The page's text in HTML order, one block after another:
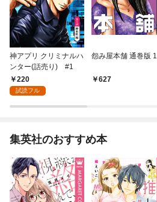
神アプリ クリミナルハ
ンター(話売り) #1
220
試読フル
怨み屋本舗 通巻版 1
627
集英社のおすすめ本